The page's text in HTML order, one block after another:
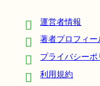
運営者情報
著者プロフィー
プライバシーポ
利用規約